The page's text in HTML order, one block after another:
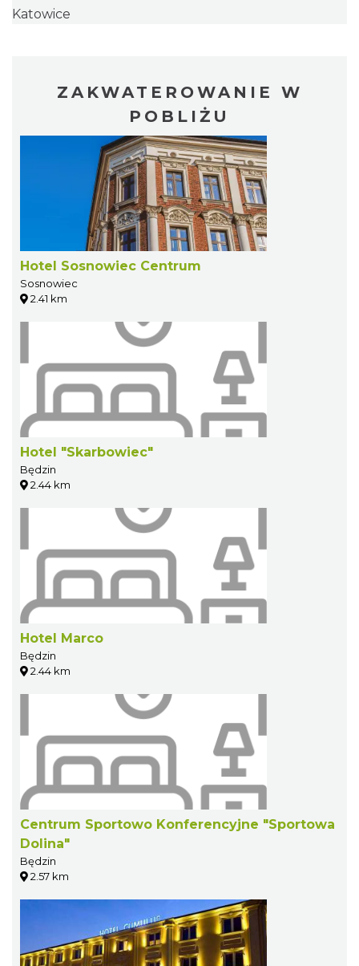
Katowice
ZAKWATEROWANIE W
POBLIŻU
Hotel Sosnowiec Centrum
Sosnowiec
2.41 km
Hotel "Skarbowiec"
Będzin
2.44 km
Hotel Marco
Będzin
2.44 km
Centrum Sportowo Konferencyjne "Sportowa
Dolina"
Będzin
2.57 km